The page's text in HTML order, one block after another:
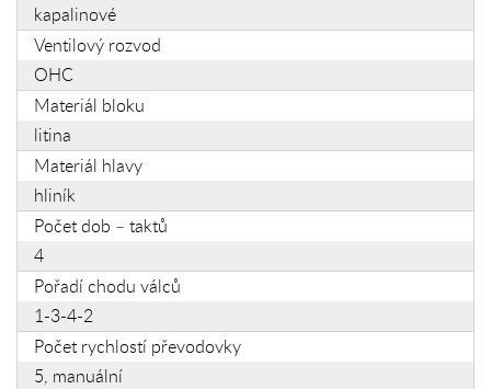
kapalinové
Ventilový rozvod
OHC
Materiál bloku
litina
Materiál hlavy
hliník
Počet dob – taktů
4
Pořadí chodu válců
1-3-4-2
Počet rychlostí převodovky
5, manuální